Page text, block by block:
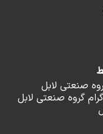
صنعتی لابل
گروه صنعتی لابل